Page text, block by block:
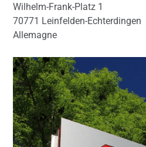
Wilhelm-Frank-Platz 1
70771 Leinfelden-Echterdingen
Allemagne